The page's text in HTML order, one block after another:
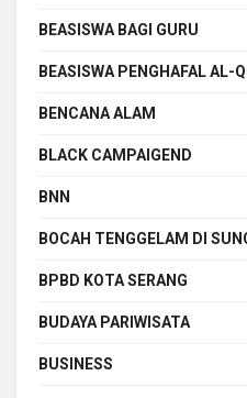
BEASISWA BAGI GURU
BEASISWA PENGHAFAL AL-
BENCANA ALAM
BLACK CAMPAIGEND
BNN
BOCAH TENGGELAM DI
BPBD KOTA SERANG
BUDAYA PARIWISATA
BUSINESS